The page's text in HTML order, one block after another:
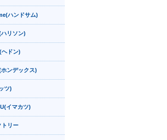
ハンドサム)
リソン)
ヘドン)
ンデックス)
ツ)
イマカツ)
トリー